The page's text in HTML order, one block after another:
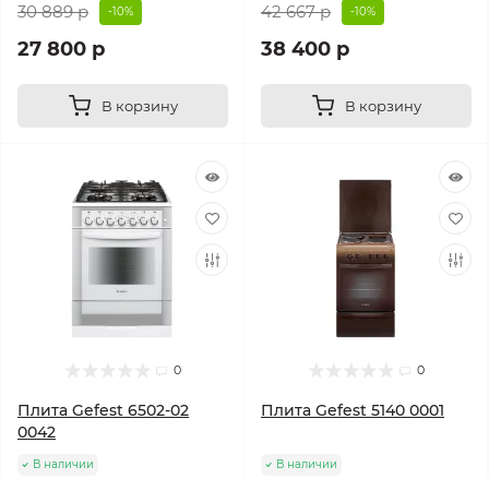
30 889 р -10%
27 800 р
В корзину
42 667 р -10%
38 400 р
В корзину
0
Плита Gefest 6502-02
0042
В наличии
0
Плита Gefest 5140 0001
В наличии